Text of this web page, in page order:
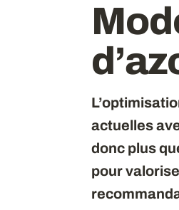
actuelles
donc plus
pour